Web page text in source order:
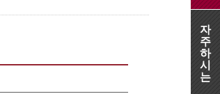
자
주
하
시
는